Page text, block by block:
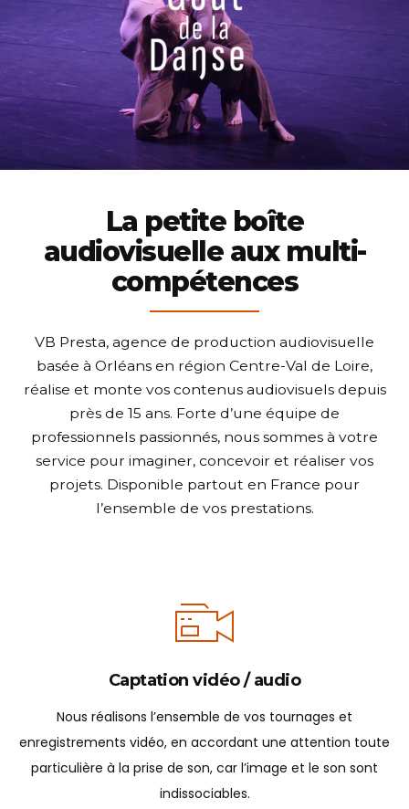
La petite boîte
audiovisuelleaux multi-
compétences
VB Presta, agence de production audiovisuelle
basée à Orléans en région Centre-Val de Loire,
réalise et monte vos contenus audiovisuels depuis
près de 15 ans. Forte d’une équipe de
professionnels passionnés, nous sommes à votre
service pour imaginer, concevoir et réaliser vos
projets. Disponible partout en France pour
l’ensemble de vos prestations.
Captation vidéo / audio
Nous réalisons l’ensemble de vos tournages et
enregistrements vidéo, en accordant une attention toute
particulière à la prise de son, car l’image et le son sont
indissociables.